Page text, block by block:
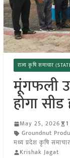
राज्य कृषि समाचार
मूंगफली
होगा
May 25, 2026
Groundnut
मध्य प्रदेश कृषि समाचार
Krishak Jagat